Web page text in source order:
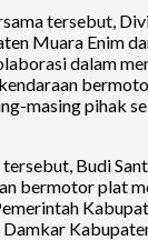
tersebut,
Muara Enim
dalam
masing pihak
Budi
bermotor plat